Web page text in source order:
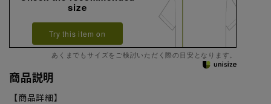
size
Try this item on
あくまでもサイズをご検討いただく際の目安となります。
商品説明
【商品詳細】